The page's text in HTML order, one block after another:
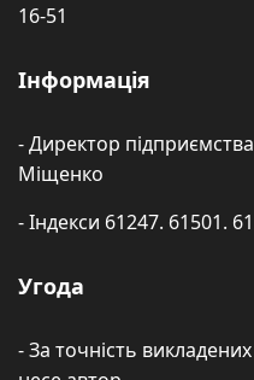
16-51
Інформація
- Директор
Міщенко
- Індекси 61247. 61501.
Угода
- За точність викладених